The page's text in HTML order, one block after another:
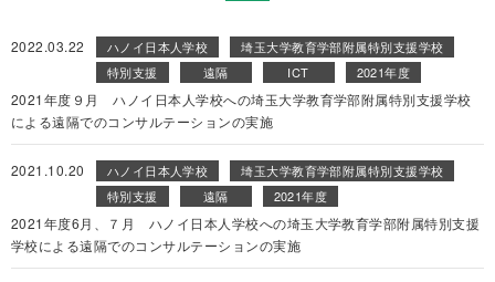
2022.03.22 ハノイ日本人学校
埼玉大学教育学部附属特別支援学校
特別支援
遠隔 ICT 2021年度
2021年度９月 ハノイ日本人学校への埼玉大学教育学部附属特別支援学校
による遠隔でのコンサルテーションの実施
2021.10.20 ハノイ日本人学校
埼玉大学教育学部附属特別支援学校
特別支援
遠隔 2021年度
2021年度6月、７月 ハノイ日本人学校への埼玉大学教育学部附属特別支援
学校による遠隔でのコンサルテーションの実施